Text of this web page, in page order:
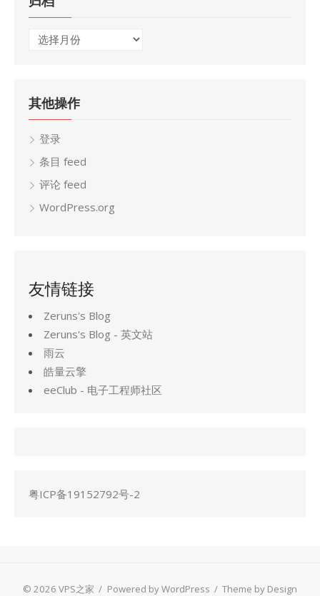
归
其他操作
登录
条目 feed
评论 feed
WordPress.org
友情链接
Zeruns's Blog
Zeruns's Blog - 英文站
雨云
皓量云擎
eeClub - 电子工程师社区
粤ICP备19152792号-2
© 2026 VPS之家 / Powered by WordPress / Theme by Design